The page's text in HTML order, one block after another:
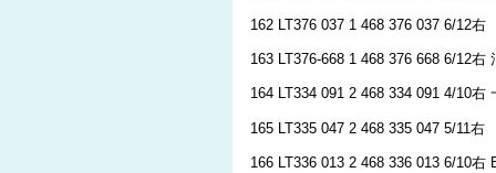
162 LT376 037 1 468 376 037 6/12右
163 LT376-668 1 468 376 668 6/12右
164 LT334 091 2 468 334 091 4/10右
165 LT335 047 2 468 335 047 5/11右
166 LT336 013 2 468 336 013 6/10右